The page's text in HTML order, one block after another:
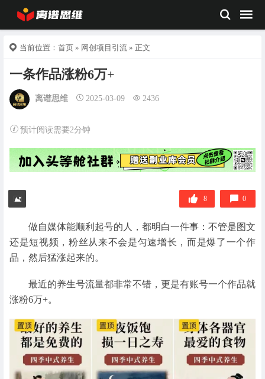
当前位置： 首页 » 网创项目引流 » 正文
一条作品涨粉6万+
离谱思维 2025-03-09 2436
预计阅读需要2分钟
8 0
做自媒体能顺利起号的人，都明白一件事：不管是图文
还是短视频，粉丝从来不会是匀速增长，而是爆了一个作
品，然后猛涨起来的。
最近的养生号流量都非常不错，更是有账号一个作品就
涨粉6万+。